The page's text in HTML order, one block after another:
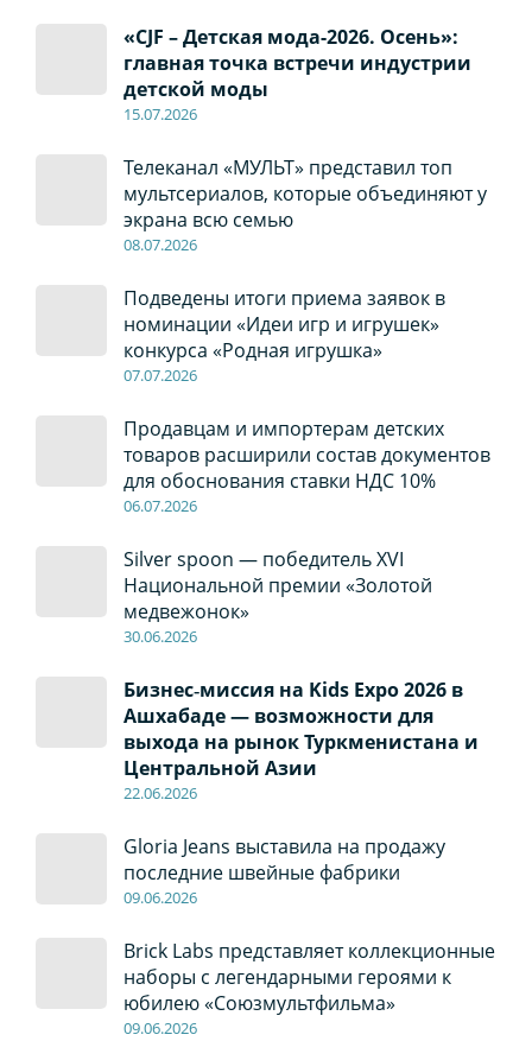
«CJF – Детская мода-2026. Осень»:
главная точка встречи индустрии
детской моды
15.07.2026
Телеканал «МУЛЬТ» представил топ
мультсериалов, которые объединяют у
экрана всю семью
08.07.2026
Подведены итоги приема заявок в
номинации «Идеи игр и игрушек»
конкурса «Родная игрушка»
07.07.2026
Продавцам и импортерам детских
товаров расширили состав документов
для обоснования ставки НДС 10%
06.07.2026
Silver spoon — победитель XVI
Национальной премии «Золотой
медвежонок»
30.06.2026
Бизнес‑миссия на Kids Expo 2026 в
Ашхабаде — возможности для
выхода на рынок Туркменистана и
Центральной Азии
22.06.2026
Gloria Jeans выставила на продажу
последние швейные фабрики
09.06.2026
Brick Labs представляет коллекционные
наборы с легендарными героями к
юбилею «Союзмультфильма»
09.06.2026